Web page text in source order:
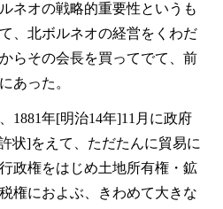
ネオの戦略的重要性というも
、北ボルネオの経営をくわだ
らその会長を買ってでて、前
あった。
1881年[明治14年]11月に政府
状]をえて、ただたんに貿易に
政権をはじめ土地所有権・鉱
権におよぶ、きわめて大きな